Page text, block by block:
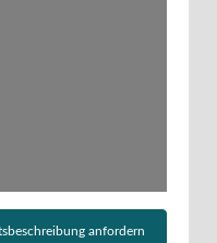
anfordern